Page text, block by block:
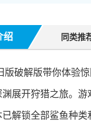
绍 同类推
版破解版带你体验
展开狩猎之旅。
解锁全部鲨鱼种